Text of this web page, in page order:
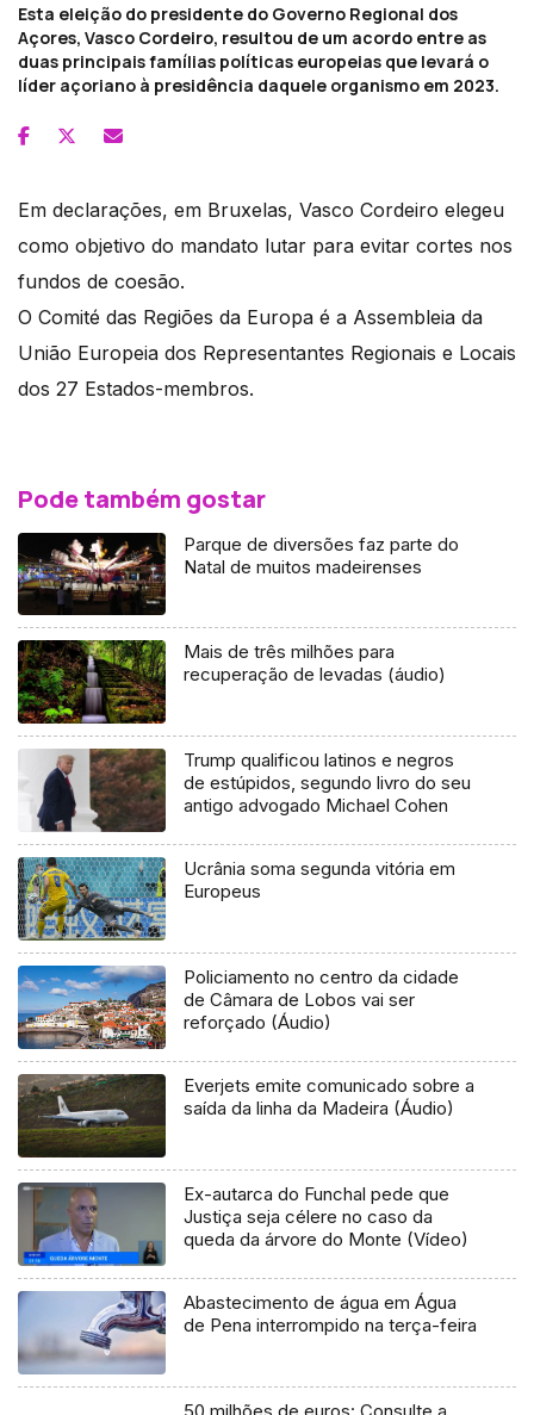
Esta eleição do presidente do Governo Regional dos
Açores, Vasco Cordeiro, resultou de um acordo entre as
duas principais famílias políticas europeias que levará o
líder açoriano à presidência daquele organismo em 2023.
Em declarações, em Bruxelas, Vasco Cordeiro elegeu
como objetivo do mandato lutar para evitar cortes nos
fundos de coesão.
O Comité das Regiões da Europa é a Assembleia da
União Europeia dos Representantes Regionais e Locais
dos 27 Estados-membros.
Pode também gostar
Parque de diversões faz parte do
Natal de muitos madeirenses
Mais de três milhões para
recuperação de levadas (áudio)
Trump qualificou latinos e negros
de estúpidos, segundo livro do seu
antigo advogado Michael Cohen
Ucrânia soma segunda vitória em
Europeus
Policiamento no centro da cidade
de Câmara de Lobos vai ser
reforçado (Áudio)
Everjets emite comunicado sobre a
saída da linha da Madeira (Áudio)
Ex-autarca do Funchal pede que
Justiça seja célere no caso da
queda da árvore do Monte (Vídeo)
Abastecimento de água em Água
de Pena interrompido na terça-feira